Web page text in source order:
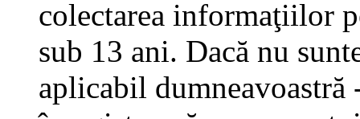
colectarea informaţiilor
sub 13 ani. Dacă nu
aplicabil dumneavoastră